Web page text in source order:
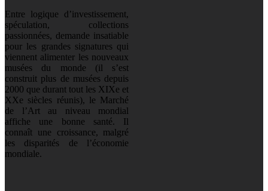
Entre logique d’investissement,
spéculation, collections
passionnées, demande insatiable
pour les grandes signatures qui
viennent alimenter les nouveaux
musées du monde (il s’est
construit plus de musées depuis
2000 que durant tout les XIXe et
XXe siècles réunis), le Marché
de l’Art au niveau mondial
affiche une bonne santé. Il
connaît une croissance, malgré
les disparités de l’économie
mondiale.